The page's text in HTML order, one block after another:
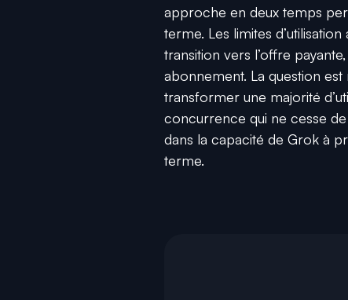
approche en deux temps
terme. Les limites
transition vers l’offre
abonnement. La question
transformer une majorité
concurrence qui ne cesse de
dans la capacité de Grok à
terme.